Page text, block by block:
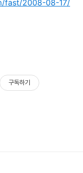
fast/2008-08-17/
구독하기